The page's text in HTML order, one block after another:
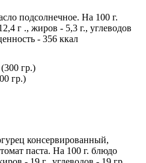
подсолнечное. На 100 г.
г ., жиров - 5,3 г., углеводов
- 356 ккал
гр.)
консервированный,
паста. На 100 г. блюдо